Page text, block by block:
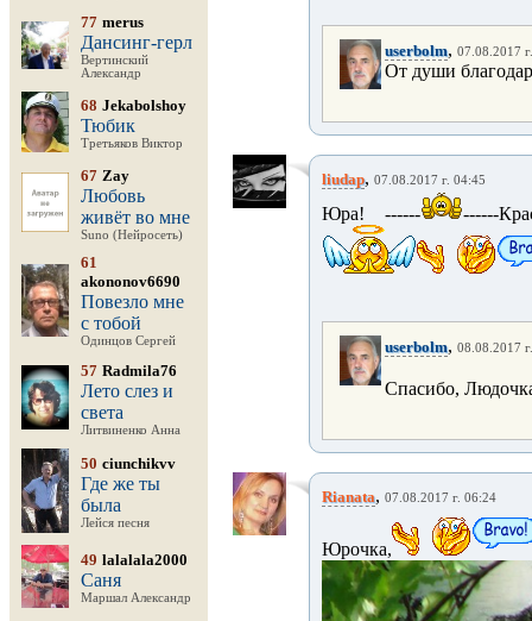
77 merus
Дансинг-герл
Вертинский
Александр
68 Jekabolshoy
Тюбик
Третьяков Виктор
67 Zay
Любовь
живёт во мне
Suno (Нейросеть)
61
akononov6690
Повезло мне
с тобой
Одинцов Сергей
57 Radmila76
Лето слез и
света
Литвиненко Анна
50 ciunchikvv
Где же ты
была
Лейся песня
49 lalalala2000
Саня
Маршал Александр
userbolm, 07.08.2017
От души
liudap, 07.08.2017 г. 04:45
Юра! ------ ------
userbolm, 08.08.2017
Спасибо,
Rianata, 07.08.2017 г. 06:24
Юрочка,